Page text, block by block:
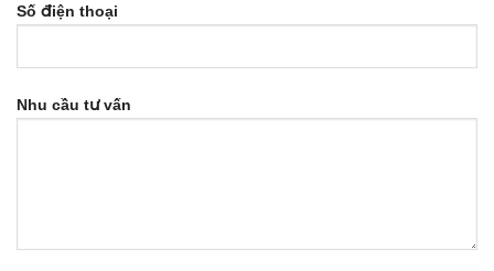
Số điện thoại
Nhu cầu tư vấn